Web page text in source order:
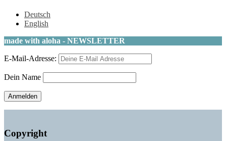
Deutsch
English
made with aloha - NEWSLETTER
E-Mail-Adresse:
Dein Name
Copyright